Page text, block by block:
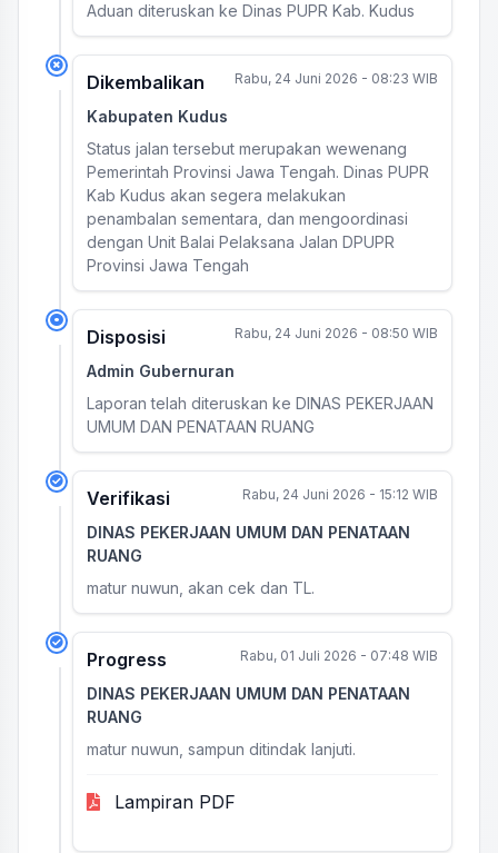
Aduan diteruskan ke Dinas PUPR Kab. Kudus
Dikembalikan Rabu, 24 Juni 2026 - 08:23 WIB
Kabupaten Kudus
Status jalan tersebut merupakan wewenang
Pemerintah Provinsi Jawa Tengah. Dinas PUPR
Kab Kudus akan segera melakukan
penambalan sementara, dan mengoordinasi
dengan Unit Balai Pelaksana Jalan DPUPR
Provinsi Jawa Tengah
Disposisi Rabu, 24 Juni 2026 - 08:50 WIB
Admin Gubernuran
Laporan telah diteruskan ke DINAS PEKERJAAN
UMUM DAN PENATAAN RUANG
Verifikasi Rabu, 24 Juni 2026 - 15:12 WIB
DINAS PEKERJAAN UMUM DAN PENATAAN
RUANG
matur nuwun, akan cek dan TL.
Progress Rabu, 01 Juli 2026 - 07:48 WIB
DINAS PEKERJAAN UMUM DAN PENATAAN
RUANG
matur nuwun, sampun ditindak lanjuti.
Lampiran PDF